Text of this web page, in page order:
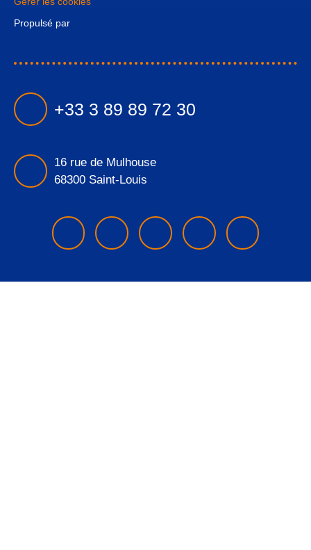
Propulsé par
+33 3 89 89 72 30
16 rue de Mulhouse
68300 Saint-Louis